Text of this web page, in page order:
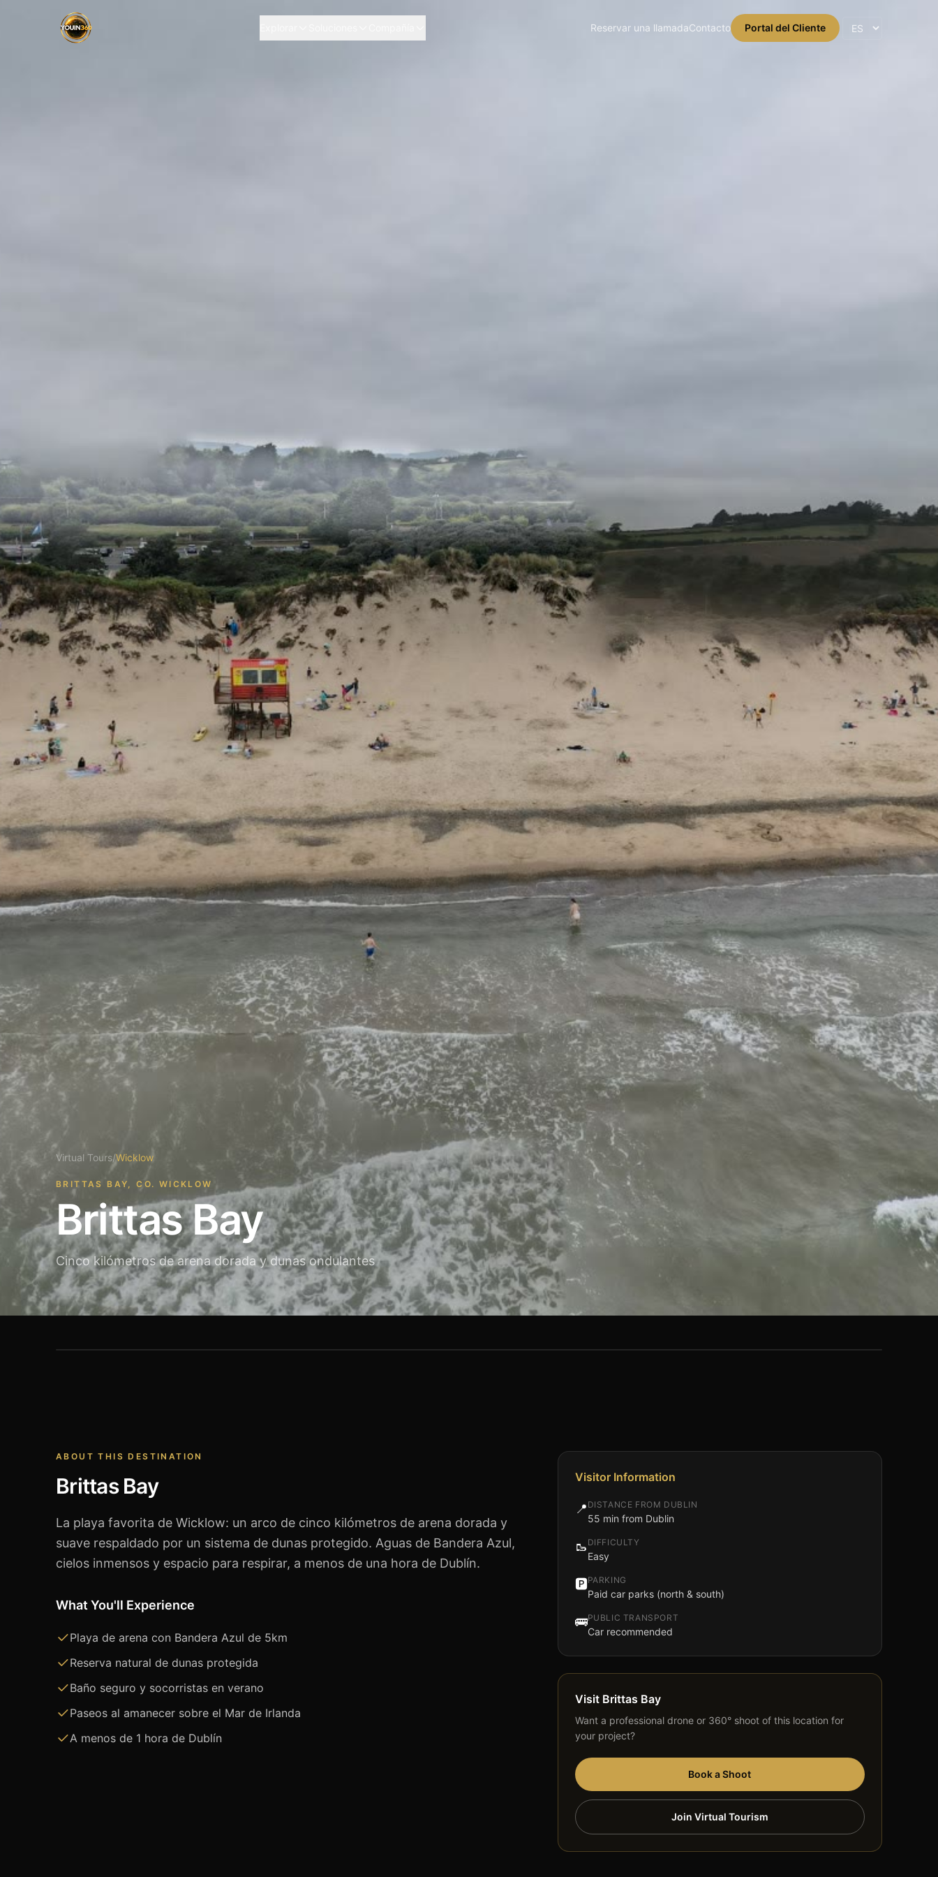
Reservar una llamadaContacto Portal del Cliente
Virtual Tours/Wicklow
BRITTAS BAY, CO. WICKLOW
Brittas Bay
Cinco kilómetros de arena dorada y dunas ondulantes
ABOUT THIS DESTINATION
Brittas Bay
La playa favorita de Wicklow: un arco de cinco kilómetros de arena dorada y
suave respaldado por un sistema de dunas protegido. Aguas de Bandera Azul,
cielos inmensos y espacio para respirar, a menos de una hora de Dublín.
What You'll Experience
Playa de arena con Bandera Azul de 5km
Reserva natural de dunas protegida
Baño seguro y socorristas en verano
Paseos al amanecer sobre el Mar de Irlanda
A menos de 1 hora de Dublín
Visitor Information
📍 DISTANCE FROM DUBLIN
55 min from Dublin
🥾 DIFFICULTY
Easy
🅿️PARKING
Paid car parks (north & south)
🚌PUBLIC TRANSPORT
Car recommended
Visit Brittas Bay
Want a professional drone or 360° shoot of this location for
your project?
Book a Shoot
Join Virtual Tourism